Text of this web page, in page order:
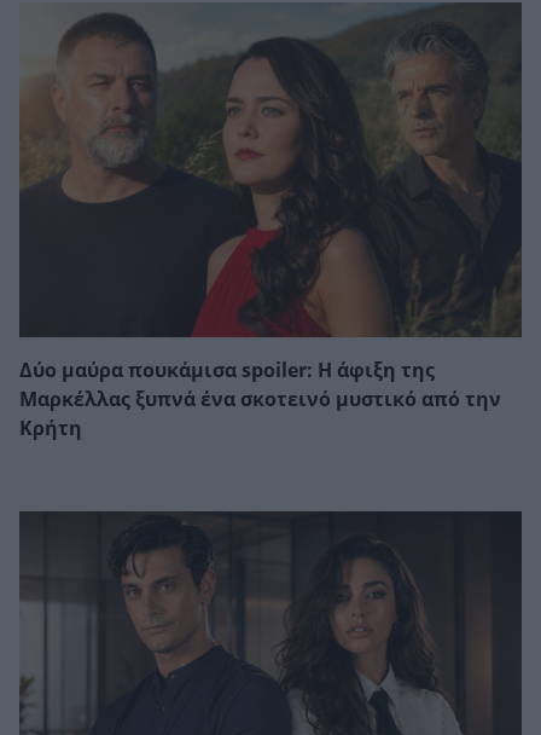
Δύο μαύρα πουκάμισα spoiler: Η άφιξη της
Μαρκέλλας ξυπνά ένα σκοτεινό μυστικό από την
Κρήτη